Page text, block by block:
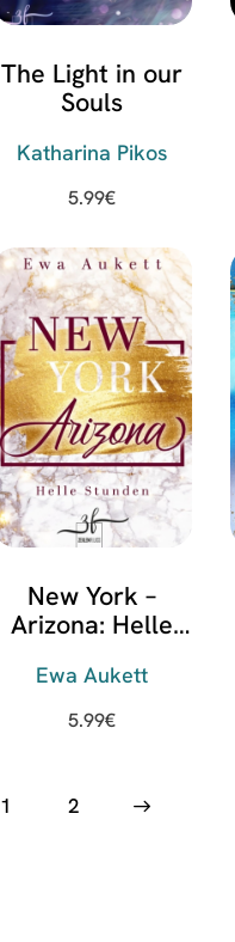
The Light in our
Souls
Katharina Pikos
5.99€
New York –
Arizona: Helle
Ewa Aukett
5.99€
1 2